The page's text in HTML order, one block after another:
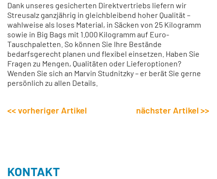
Dank unseres gesicherten Direktvertriebs liefern wir
Streusalz ganzjährig in gleichbleibend hoher Qualität –
wahlweise als loses Material, in Säcken von 25 Kilogramm
sowie in Big Bags mit 1.000 Kilogramm auf Euro-
Tauschpaletten. So können Sie Ihre Bestände
bedarfsgerecht planen und flexibel einsetzen. Haben Sie
Fragen zu Mengen, Qualitäten oder Lieferoptionen?
Wenden Sie sich an Marvin Studnitzky – er berät Sie gerne
persönlich zu allen Details.
<< vorheriger Artikel nächster Artikel >>
KONTAKT